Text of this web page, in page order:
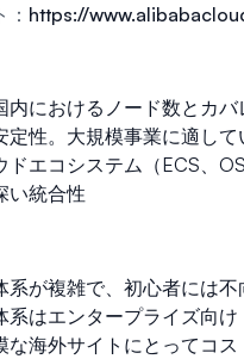
https://
内におけるノード数とカバ
定性。大規模事業に適して
ドエコシステム（ECS、
い統合性
系が複雑で、初心者には不
系はエンタープライズ向け
な海外サイトにとってコス